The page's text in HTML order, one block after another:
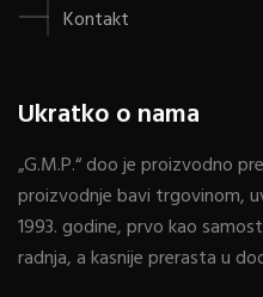
Kontakt
Ukratko o nama
„G.M.P.“ doo je proizvodno
proizvodnje bavi trgovinom,
1993. godine, prvo kao
radnja, a kasnije prerasta u